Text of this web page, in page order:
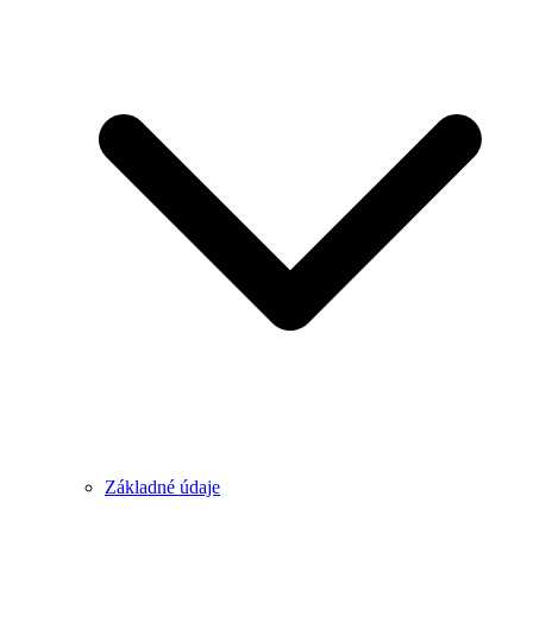
Základné údaje